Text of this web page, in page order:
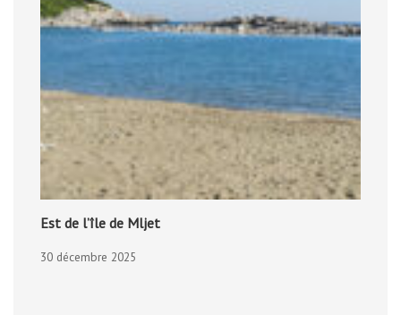
Est de l’île de Mljet
30 décembre 2025